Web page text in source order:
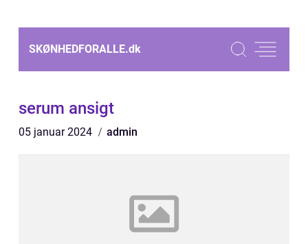
SKØNHEDFORALLE.dk
serum ansigt
05 januar 2024 admin